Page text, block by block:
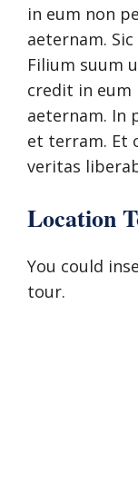
in eum non
aeternam.
Filium suum
credit in eum
aeternam. In
et terram. Et
veritas
Location
You could
tour.